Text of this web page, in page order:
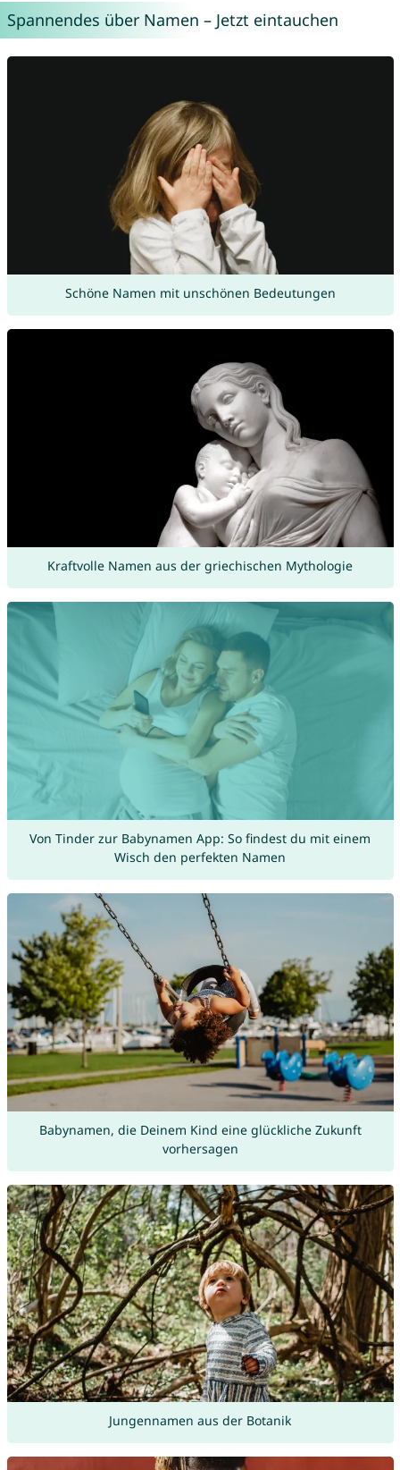
Spannendes über Namen – Jetzt eintauchen
Schöne Namen mit unschönen Bedeutungen
Kraftvolle Namen aus der griechischen Mythologie
Von Tinder zur Babynamen App: So findest du mit einem
Wisch den perfekten Namen
Babynamen, die Deinem Kind eine glückliche Zukunft
vorhersagen
Jungennamen aus der Botanik